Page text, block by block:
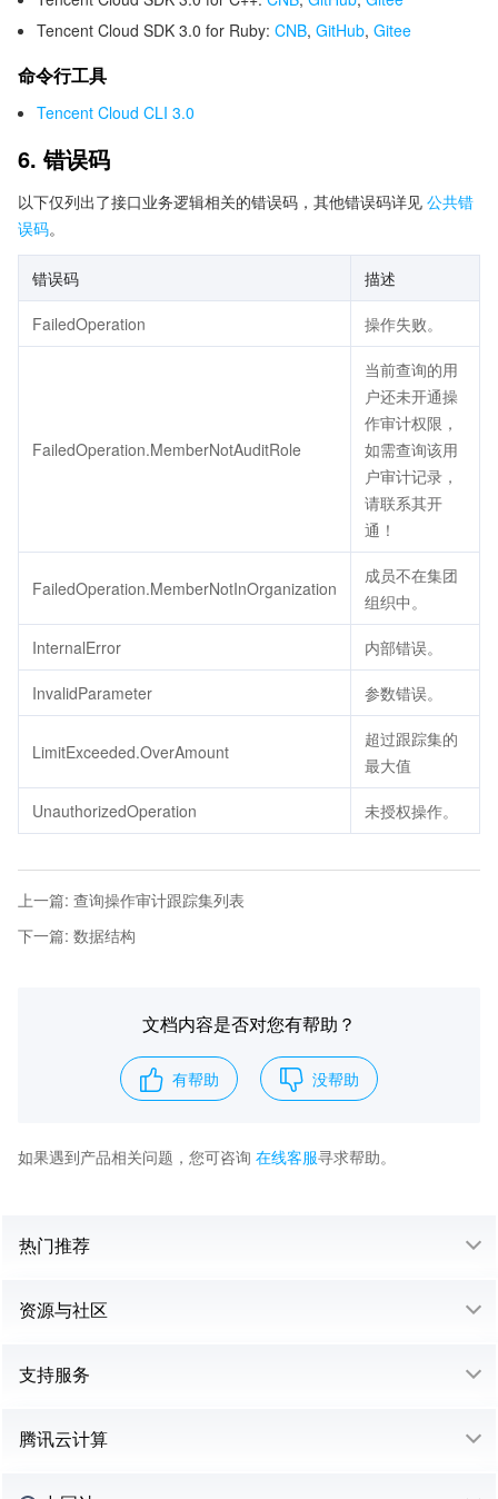
Tencent Cloud SDK 3.0 for Ruby: CNB, GitHub, Gitee
命令行工具
Tencent Cloud CLI 3.0
6. 错误码
以下仅列出了接口业务逻辑相关的错误码，其他错误码详见 公共错
误码。
错误码 描述
FailedOperation 操作失败。
FailedOperation.MemberNotAuditRole
当前查询的用
户还未开通操
作审计权限，
如需查询该用
户审计记录，
请联系其开
通！
FailedOperation.MemberNotInOrganization
成员不在集团
组织中。
InternalError 内部错误。
InvalidParameter 参数错误。
LimitExceeded.OverAmount
超过跟踪集的
最大值
UnauthorizedOperation 未授权操作。
上一篇: 查询操作审计跟踪集列表
下一篇: 数据结构
文档内容是否对您有帮助？
有帮助 没帮助
如果遇到产品相关问题，您可咨询 在线客服寻求帮助。
热门推荐
资源与社区
支持服务
腾讯云计算